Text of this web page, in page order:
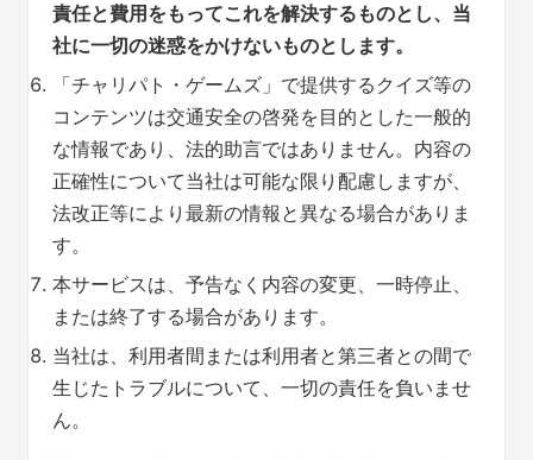
責任と費用をもってこれを解決するものとし、当
社に一切の迷惑をかけないものとします。
「チャリパト・ゲームズ」で提供するクイズ等の
コンテンツは交通安全の啓発を目的とした一般的
な情報であり、法的助言ではありません。内容の
正確性について当社は可能な限り配慮しますが、
法改正等により最新の情報と異なる場合がありま
す。
本サービスは、予告なく内容の変更、一時停止、
または終了する場合があります。
当社は、利用者間または利用者と第三者との間で
生じたトラブルについて、一切の責任を負いませ
ん。